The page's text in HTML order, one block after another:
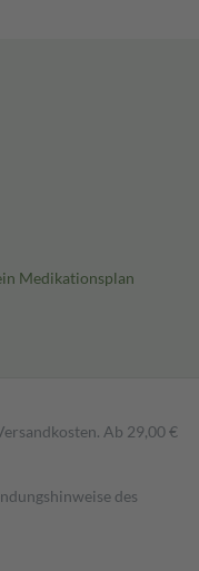
Medikationsplan
Ab 29,00 €
des